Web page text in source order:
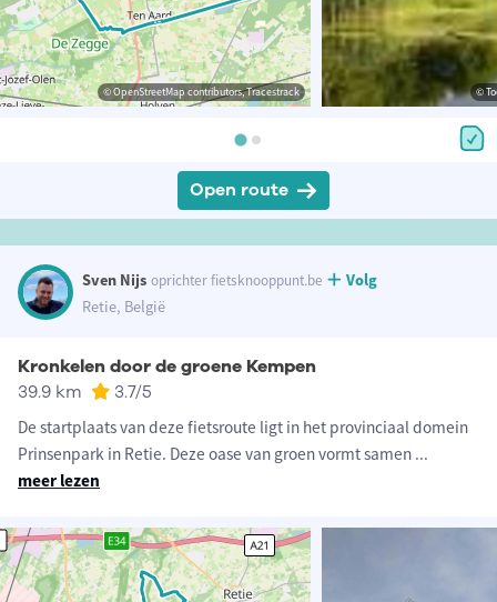
© OpenStreetMap contributors, Tracestrack ©
Open route
Sven Nijs oprichter fietsknooppunt.be
Volg
Retie, België
Kronkelen door de groene Kempen
39.9 km 3.7/5
De startplaats van deze fietsroute ligt in het provinciaal domein
Prinsenpark in Retie. Deze oase van groen vormt samen ...
meer lezen